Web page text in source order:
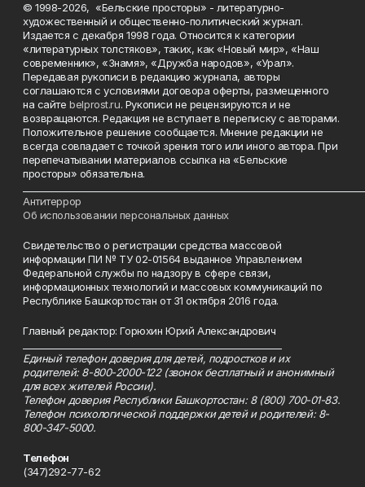
© 1998-2026, «Бельские просторы» - литературно-
художественный и общественно-политический журнал.
Издается с декабря 1998 года. Относится к категории
«литературных толстяков», таких, как «Новый мир», «Наш
современник», «Знамя», «Дружба народов», «Урал».
Передавая рукописи в редакцию журнала, авторы
соглашаются с условиями договора оферты, размещенного
на сайтеbelprost.ru. Рукописи не рецензируются и не
возвращаются. Редакция не вступает в переписку с авторами.
Положительное решение сообщается. Мнение редакции не
всегда совпадает с точкой зрения того или иного автора. При
перепечатывании материалов ссылка на «Бельские
просторы» обязательна.
Антитеррор
Об использовании персональных данных
Свидетельство о регистрации средства массовой
информации ПИ № ТУ 02-01564 выданное Управлением
Федеральной службы по надзору в сфере связи,
информационных технологий и массовых коммуникаций по
Республике Башкортостан от 31 октября 2016 года.
Главный редактор: Горюхин Юрий Александрович
Единый телефон доверия для детей, подростков и их
родителей: 8-800-2000-122 (звонок бесплатный и анонимный
для всех жителей России).
Телефон доверия Республики Башкортостан: 8 (800) 700-01-83.
Телефон психологической поддержки детей и родителей: 8-
800-347-5000.
Телефон
(347)292-77-62